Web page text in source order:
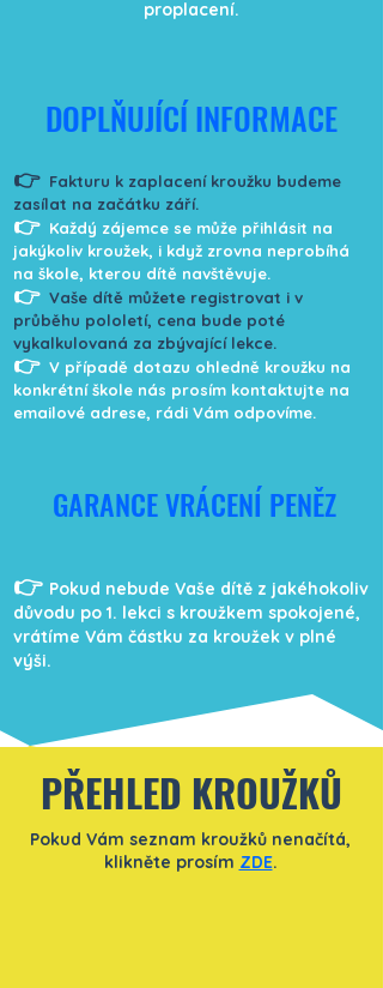
proplacení.
DOPLŇUJÍCÍ INFORMACE
👉Fakturu k zaplacení kroužku budeme
zasílat na začátku září.
👉 Každý zájemce se může přihlásit na
jakýkoliv kroužek, i když zrovna neprobíhá
na škole, kterou dítě navštěvuje.
👉 Vaše dítě můžete registrovat i v
průběhu pololetí, cena bude poté
vykalkulovaná za zbývající lekce.
👉 V případě dotazu ohledně kroužku na
konkrétní škole nás prosím kontaktujte na
emailové adrese, rádi Vám odpovíme.
GARANCE VRÁCENÍ PENĚZ
👉 Pokud nebude Vaše dítě z jakéhokoliv
důvodu po 1. lekci s kroužkem spokojené,
vrátíme Vám částku za kroužek v plné
výši.
PŘEHLED KROUŽKŮ
Pokud Vám seznam kroužků nenačítá,
klikněte prosím ZDE.